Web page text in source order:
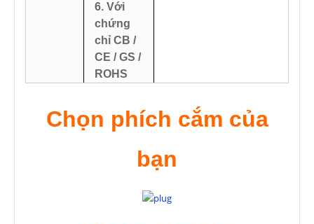
6. Với
chứng
chỉ CB /
CE / GS /
ROHS
Chọn phích cắm của
bạn